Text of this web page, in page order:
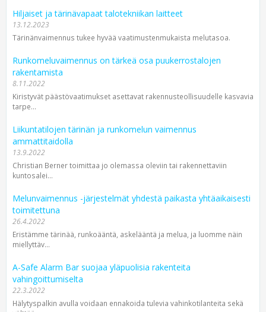
Hiljaiset ja tärinävapaat talotekniikan laitteet
13.12.2023
Tärinänvaimennus tukee hyvää vaatimustenmukaista melutasoa.
Runkomeluvaimennus on tärkeä osa puukerrostalojen
rakentamista
8.11.2022
Kiristyvät päästövaatimukset asettavat rakennusteollisuudelle kasvavia
tarpe...
Liikuntatilojen tärinän ja runkomelun vaimennus
ammattitaidolla
13.9.2022
Christian Berner toimittaa jo olemassa oleviin tai rakennettaviin
kuntosalei...
Melunvaimennus -järjestelmät yhdestä paikasta yhtäaikaisesti
toimitettuna
26.4.2022
Eristämme tärinää, runkoääntä, askelääntä ja melua, ja luomme näin
miellyttäv...
A-Safe Alarm Bar suojaa yläpuolisia rakenteita
vahingoittumiselta
22.3.2022
Hälytyspalkin avulla voidaan ennakoida tulevia vahinkotilanteita sekä